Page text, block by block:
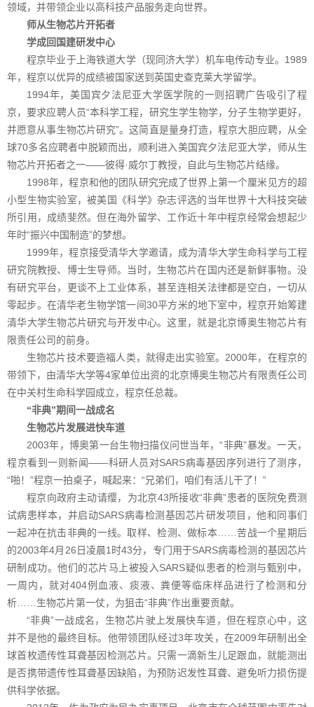
领域，并带领企业以高科技产品服务走向世界。
师从生物芯片开拓者
学成回国建研发中心
程京毕业于上海铁道大学（现同济大学）机车电传动专业。1989
年，程京以优异的成绩被国家送到英国史查克莱大学留学。
1994年，美国宾夕法尼亚大学医学院的一则招聘广告吸引了程
京，要求应聘人员“本科学工程，研究生学生物学，分子生物学更好，
并愿意从事生物芯片研究”。这简直是量身打造，程京大胆应聘，从全
球70多名应聘者中脱颖而出，顺利进入美国宾夕法尼亚大学，师从生
物芯片开拓者之一——彼得·威尔丁教授，自此与生物芯片结缘。
1998年，程京和他的团队研究完成了世界上第一个厘米见方的超
小型生物实验室，被美国《科学》杂志评选的当年世界十大科技突破
所引用，成绩斐然。但在海外留学、工作近十年中程京经常会想起少
年时“振兴中国制造”的梦想。
1999年，程京接受清华大学邀请，成为清华大学生命科学与工程
研究院教授、博士生导师。当时，生物芯片在国内还是新鲜事物。没
有研究平台，更谈不上工业体系，甚至连相关法律都是空白，一切从
零起步。在清华老生物学馆一间30平方米的地下室中，程京开始筹建
清华大学生物芯片研究与开发中心。这里，就是北京博奥生物芯片有
限责任公司的前身。
生物芯片技术要造福人类，就得走出实验室。2000年，在程京的
带领下，由清华大学等4家单位出资的北京博奥生物芯片有限责任公司
在中关村生命科学园成立，程京任总裁。
“非典”期间一战成名
生物芯片发展进快车道
2003年，博奥第一台生物扫描仪问世当年，“非典”暴发。一天，
程京看到一则新闻——科研人员对SARS病毒基因序列进行了测序，
“啪！”程京一拍桌子，喊起来：“兄弟们，咱们有活儿干了！”
程京向政府主动请缨，为北京43所接收“非典”患者的医院免费测
试病患样本，并启动SARS病毒检测基因芯片研发项目，他和同事们
一起冲在抗击非典的一线。取样、检测、做标本……苦战一个星期后
的2003年4月26日凌晨1时43分，专门用于SARS病毒检测的基因芯片
研制成功。他们的芯片马上被投入SARS疑似患者的检测与甄别中，
一周内，就对404例血液、痰液、粪便等临床样品进行了检测和分
析……生物芯片第一仗，为狙击“非典”作出重要贡献。
“非典”一战成名，生物芯片驶上发展快车道，但在程京心中，这
并不是他的最终目标。他带领团队经过3年攻关，在2009年研制出全
球首枚遗传性耳聋基因检测芯片。只需一滴新生儿足跟血，就能测出
是否携带遗传性耳聋基因缺陷，为预防迟发性耳聋、避免听力损伤提
供科学依据。